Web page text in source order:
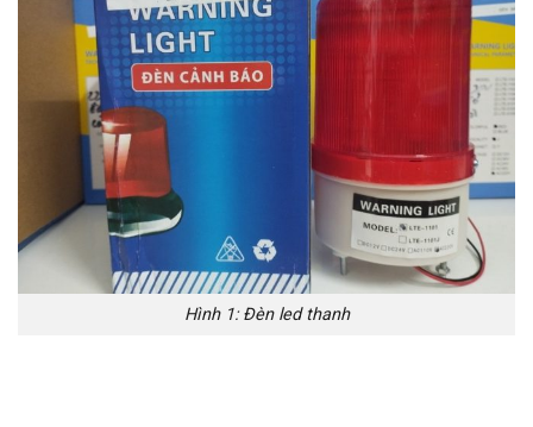
Hình 1: Đèn led thanh